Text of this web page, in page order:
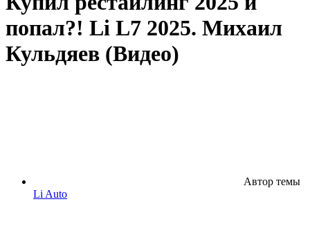
попал?! Li L7 2025. Михаил
Кульдяев (Видео)
Автор темы
Li Auto